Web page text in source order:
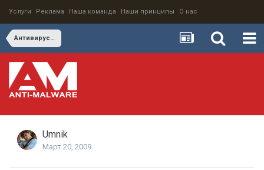
Услуги Реклама Наша команда Наши принципы О нас
Антивирус Dr.Web для Windows Mobile: защита от несуществующи
Umnik
Март 20, 2009